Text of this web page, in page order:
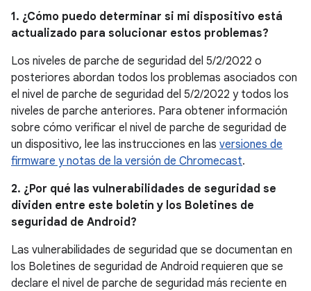
1. ¿Cómo puedo determinar si mi dispositivo está
actualizado para solucionar estos problemas?
Los niveles de parche de seguridad del 5/2/2022 o
posteriores abordan todos los problemas asociados con
el nivel de parche de seguridad del 5/2/2022 y todos los
niveles de parche anteriores. Para obtener información
sobre cómo verificar el nivel de parche de seguridad de
un dispositivo, lee las instrucciones en las versiones de
firmware y notas de la versión de Chromecast.
2. ¿Por qué las vulnerabilidades de seguridad se
dividen entre este boletín y los Boletines de
seguridad de Android?
Las vulnerabilidades de seguridad que se documentan en
los Boletines de seguridad de Android requieren que se
declare el nivel de parche de seguridad más reciente en